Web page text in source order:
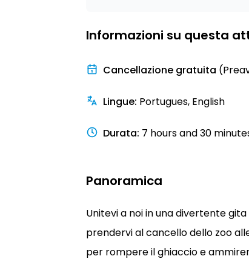
Informazioni su questa
Cancellazione gratuita
Lingue: Portugues, English
Durata: 7 hours and 30
Panoramica
Unitevi a noi in una divertente
prendervi al cancello dello zoo
per rompere il ghiaccio e